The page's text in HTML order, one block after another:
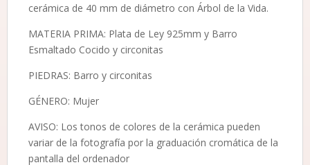
cerámica de 40 mm de diámetro con Árbol de la Vida.
MATERIA PRIMA: Plata de Ley 925mm y Barro
Esmaltado Cocido y circonitas
PIEDRAS: Barro y circonitas
GÉNERO: Mujer
AVISO: Los tonos de colores de la cerámica pueden
variar de la fotografía por la graduación cromática de la
pantalla del ordenador